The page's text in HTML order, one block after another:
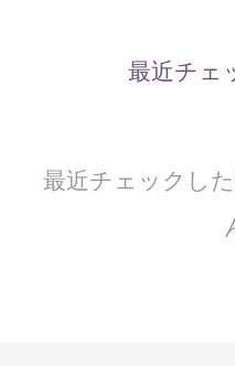
最近チェ
最近チェックし